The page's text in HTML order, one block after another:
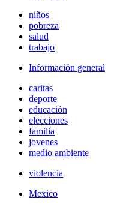
niños
pobreza
salud
trabajo
Información general
caritas
deporte
educación
elecciones
familia
jovenes
medio ambiente
violencia
Mexico